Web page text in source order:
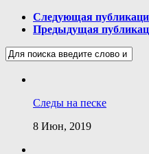
Следующая
Предыдущая
Следы на песке
8 Июн, 2019